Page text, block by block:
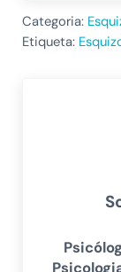
Categoria:
Etiqueta: